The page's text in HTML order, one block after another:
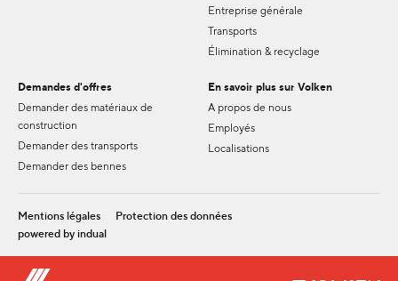
Entreprise générale
Transports
Élimination & recyclage
Demandes d'offres
Demander des matériaux de
construction
Demander des transports
Demander des bennes
En savoir plus sur Volken
A propos de nous
Employés
Localisations
Mentions légales
Protection des données
powered by indual